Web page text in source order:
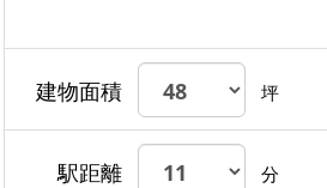
建物面積 坪
駅距離 分